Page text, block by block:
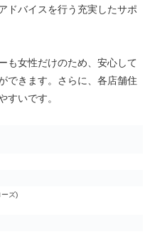
ドバイスを行う充実したサポ
も女性だけのため、安心して
できます。さらに、各店舗住
すいです。
ズ)